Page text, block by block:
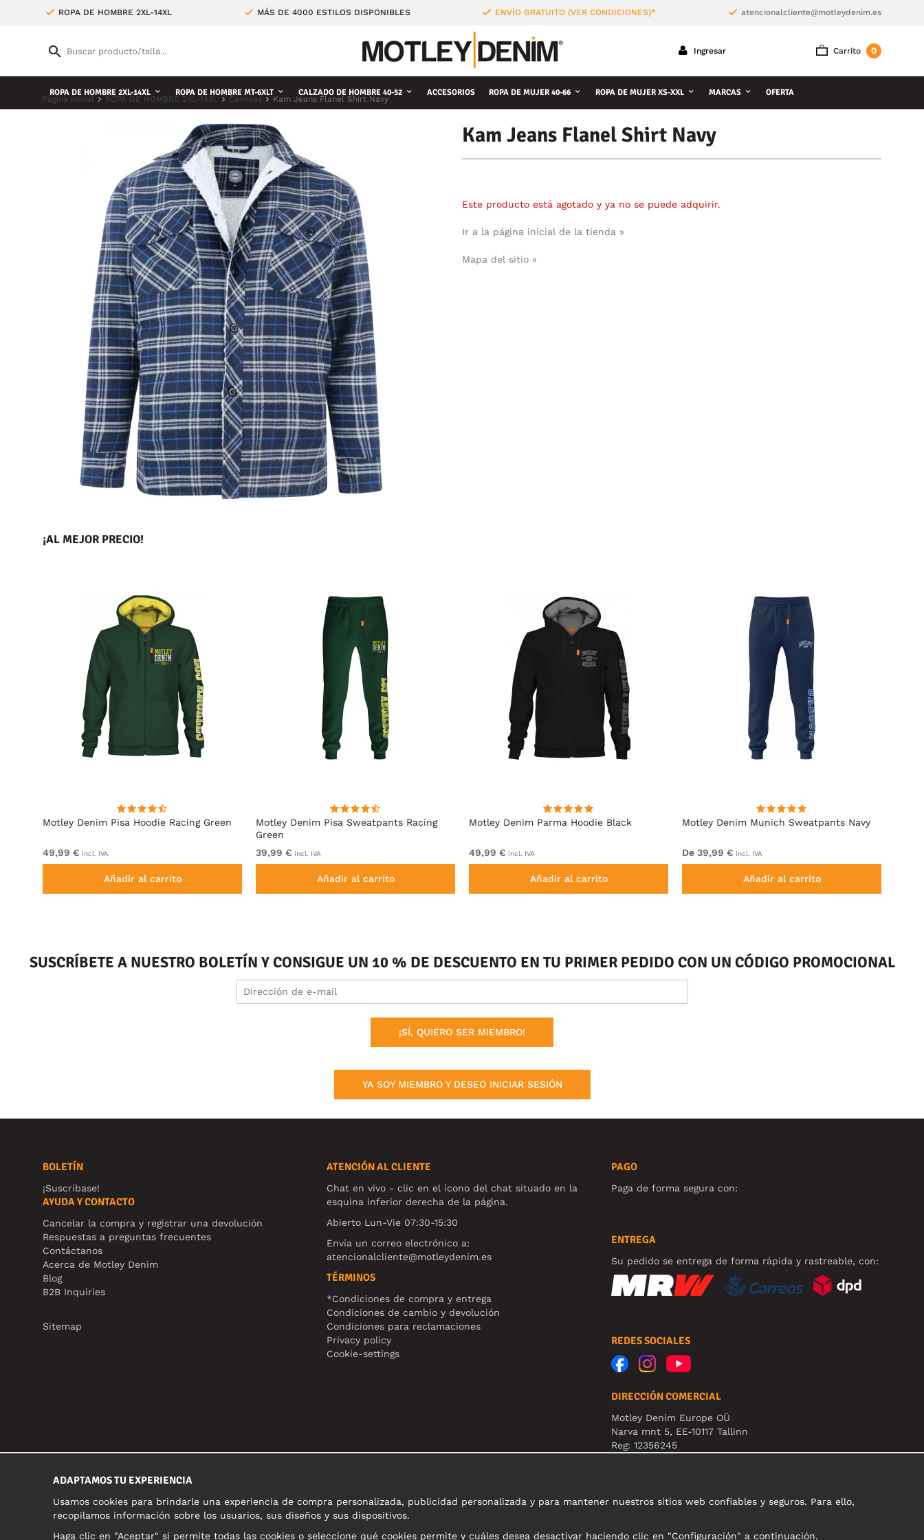
ROPA DE HOMBRE 2XL-14XL MÁS DE 4000 ESTILOS DISPONIBLES ENVÍO GRATUITO (VER CONDICIONES)* atencionalcliente@motleydenim.es
Carrito 0
Ingresar
ROPA DE HOMBRE 2XL-14XL ROPA DE HOMBRE MT-6XLT CALZADO DE HOMBRE 40-52 ACCESORIOS ROPA DE MUJER 40-66 ROPA DE MUJER XS-XXL MARCAS OFERTA
Página inicial ROPA DE HOMBRE 2XL-14XL Camisas Kam Jeans Flanel Shirt Navy
Kam Jeans Flanel Shirt Navy
Este producto está agotado y ya no se puede adquirir.
Ir a la página inicial de la tienda »
Mapa del sitio »
¡AL MEJOR PRECIO!
Motley Denim Pisa Hoodie Racing Green
49,99 € incl. IVA
Añadir al carrito
Motley Denim Pisa Sweatpants Racing
Green
39,99 € incl. IVA
Añadir al carrito
Motley Denim Parma Hoodie Black
49,99 € incl. IVA
Añadir al carrito
Motley Denim Munich Sweatpants Navy
De 39,99 € incl. IVA
Añadir al carrito
SUSCRÍBETE A NUESTRO BOLETÍN Y CONSIGUE UN 10 % DE DESCUENTO EN TU PRIMER PEDIDO CON UN CÓDIGO PROMOCIONAL
¡SÍ, QUIERO SER MIEMBRO!
YA SOY MIEMBRO Y DESEO INICIAR SESIÓN
BOLETÍN
¡Suscríbase!
AYUDA Y CONTACTO
Cancelar la compra y registrar una devolución
Respuestas a preguntas frecuentes
Contáctanos
Acerca de Motley Denim
Blog
B2B Inquiries
Sitemap
ATENCIÓN AL CLIENTE
Chat en vivo - clic en el ícono del chat situado en la
esquina inferior derecha de la página.
Abierto Lun-Vie 07:30-15:30
Envía un correo electrónico a:
atencionalcliente@motleydenim.es
TÉRMINOS
*Condiciones de compra y entrega
Condiciones de cambio y devolución
Condiciones para reclamaciones
Privacy policy
Cookie-settings
PAGO
Paga de forma segura con:
ENTREGA
Su pedido se entrega de forma rápida y rastreable, con:
REDES SOCIALES
DIRECCIÓN COMERCIAL
Motley Denim Europe OÜ
Narva mnt 5, EE-10117 Tallinn
Reg: 12356245
ADAPTAMOS TU EXPERIENCIA
Usamos cookies para brindarle una experiencia de compra personalizada, publicidad personalizada y para mantener nuestros sitios web confiables y seguros. Para ello,
recopilamos información sobre los usuarios, sus diseños y sus dispositivos.
Haga clic en "Aceptar" si permite todas las cookies o seleccione qué cookies permite y cuáles desea desactivar haciendo clic en "Configuración" a continuación.